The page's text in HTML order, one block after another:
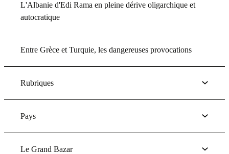
L'Albanie d'Edi Rama en pleine dérive oligarchique et
autocratique
Entre Grèce et Turquie, les dangereuses provocations
Rubriques
Pays
Le Grand Bazar